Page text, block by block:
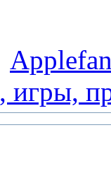
игры,